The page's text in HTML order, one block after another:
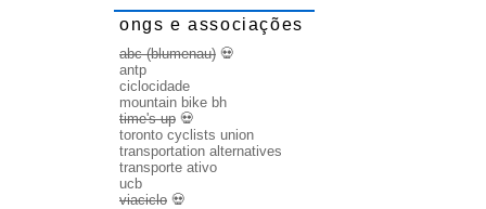
ongs e associações
abc (blumenau) 💀
antp
ciclocidade
mountain bike bh
time's up 💀
toronto cyclists union
transportation alternatives
transporte ativo
ucb
viaciclo 💀